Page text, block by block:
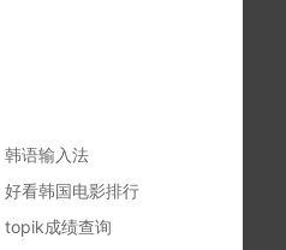
韩语输入法
好看韩国电影排行
topik成绩查询